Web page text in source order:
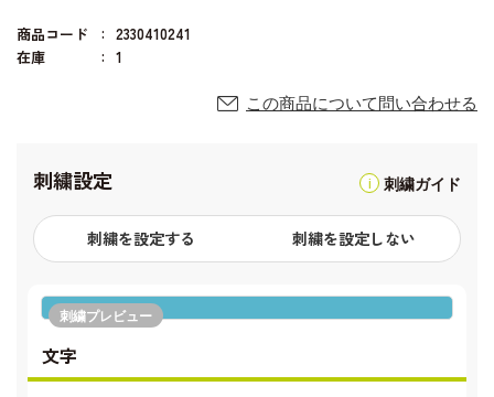
商品コード
2330410241
在庫
1
この商品について問い合わせる
刺繍設定 刺繍ガイド
刺繍を設定する 刺繍を設定しない
刺繍プレビュー
文字